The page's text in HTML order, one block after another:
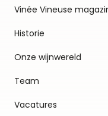
Vinée Vineuse
Historie
Onze wijnwereld
Team
Vacatures